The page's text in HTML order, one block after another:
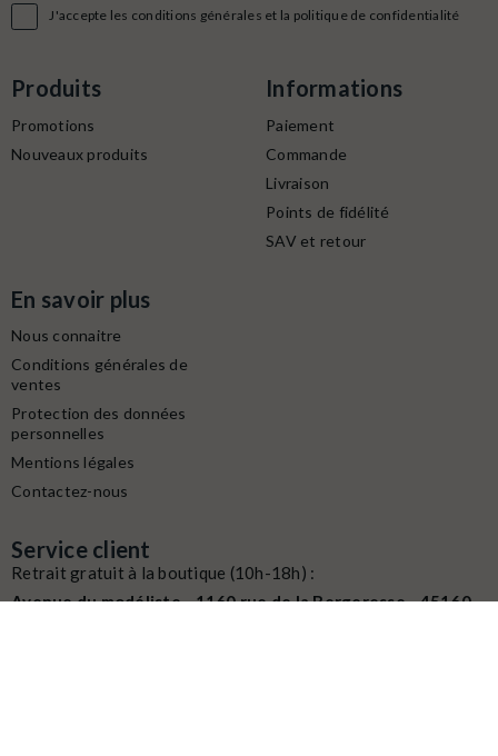
J'accepte les conditions générales et la politique de confidentialité
Produits
Promotions
Nouveaux produits
Informations
Paiement
Commande
Livraison
Points de fidélité
SAV et retour
En savoir plus
Nous connaitre
Conditions générales de
ventes
Protection des données
personnelles
Mentions légales
Contactez-nous
Service client
Retrait gratuit à la boutique (10h-18h) :
Avenue du modéliste - 1160 rue de la Bergeresse - 45160